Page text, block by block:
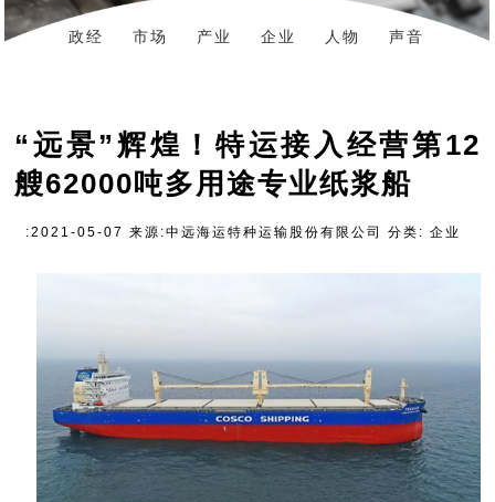
政经 市场 产业 企业 人物
声音
“远景”辉煌！特运接入经营第12
艘62000吨多用途专业纸浆船
:2021-05-07 来源:中远海运特种运输股份有限公司 分类: 企业